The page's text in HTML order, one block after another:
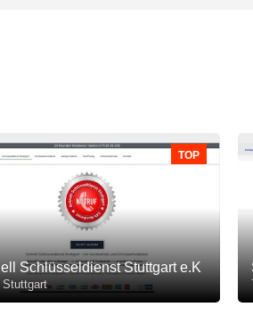
TOP
Schlüsseldienst Stuttgart e.K
Stuttgart